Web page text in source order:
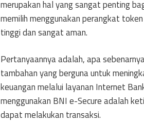
merupakan hal yang sangat penting
memilih menggunakan perangkat
tinggi dan sangat aman.
Pertanyaannya adalah, apa
tambahan yang berguna untuk
keuangan melalui layanan Internet
menggunakan BNI e-Secure adalah
dapat melakukan transaksi.